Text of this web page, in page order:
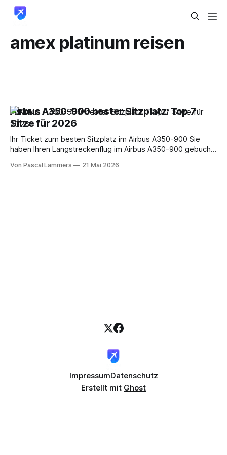
amex platinum reisen
Airbus A350-900 bester Sitzplatz: Top 7
Sitze für 2026
Ihr Ticket zum besten Sitzplatz im Airbus A350-900 Sie
haben Ihren Langstreckenflug im Airbus A350-900 gebucht
Antworten auslöst. Fenster oder Gang. Ganz vorn oder
Von Pascal Lammers 21 Mai 2026
ImpressumDatenschutz
Erstellt mit Ghost